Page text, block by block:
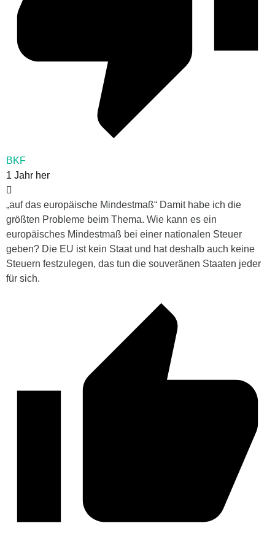
BKF
1 Jahr her
„auf das europäische Mindestmaß“ Damit habe ich die
größten Probleme beim Thema. Wie kann es ein
europäisches Mindestmaß bei einer nationalen Steuer
geben? Die EU ist kein Staat und hat deshalb auch keine
Steuern festzulegen, das tun die souveränen Staaten jeder
für sich.